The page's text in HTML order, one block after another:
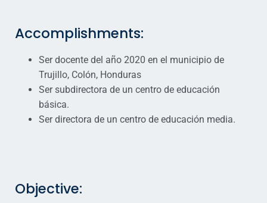
Accomplishments:
Ser docente del año 2020 en el municipio de
Trujillo, Colón, Honduras
Ser subdirectora de un centro de educación
básica.
Ser directora de un centro de educación media.
Objective: